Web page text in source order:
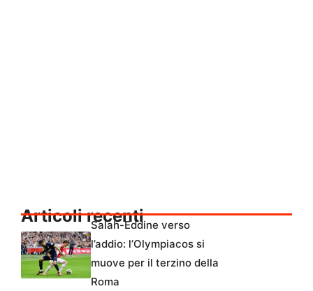
Articoli recenti
Salah-Eddine verso
l’addio: l’Olympiacos si
muove per il terzino della
Roma